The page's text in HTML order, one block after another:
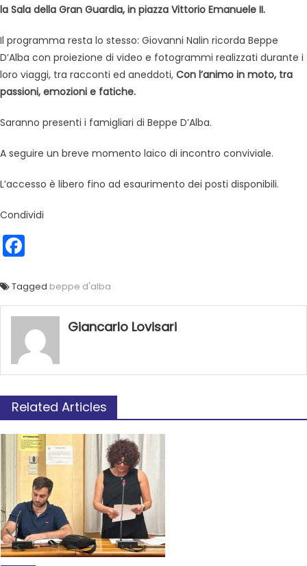
la Sala della Gran Guardia, in piazza Vittorio Emanuele II.
Il programma resta lo stesso: Giovanni Nalin ricorda Beppe
D’Alba con proiezione di video e fotogrammi realizzati durante i
loro viaggi, tra racconti ed aneddoti, Con l’animo in moto, tra
passioni, emozioni e fatiche.
Saranno presenti i famigliari di Beppe D’Alba.
A seguire un breve momento laico di incontro conviviale.
L’accesso è libero fino ad esaurimento dei posti disponibili.
Condividi
Tagged beppe d'alba
Giancarlo Lovisari
Related Articles